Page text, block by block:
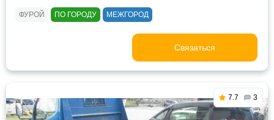
ФУРОЙ ПО ГОРОДУ МЕЖГОРОД
Связаться
7.7 3